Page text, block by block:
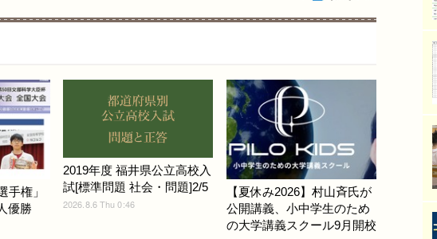
手権」
優勝
2019年度 福井県公立高校入
試[標準問題 社会・問題]2/5
2026.8.6 Thu 0:46
【夏休み2026】村山斉氏が
公開講義、小中学生のため
の大学講義スクール9月開校